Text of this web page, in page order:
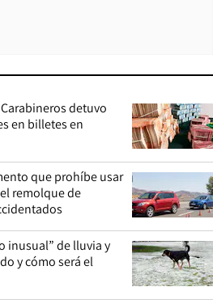
detuvo
en billetes en
que prohíbe usar
remolque de
inusual” de lluvia y
y cómo será el